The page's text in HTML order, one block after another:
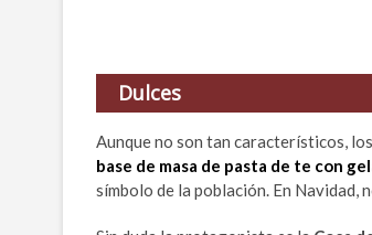
Dulces
Aunque no son tan característicos, los
base de masa de pasta de te con
símbolo de la población. En Navidad,